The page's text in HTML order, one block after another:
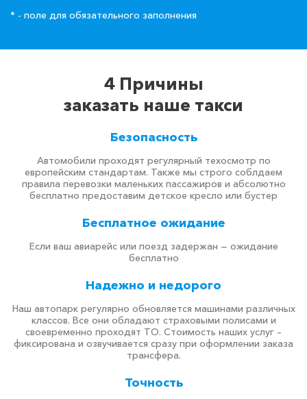
* - поле для обязательного заполнения
4 Причины
заказать наше такси
Безопасность
Автомобили проходят регулярный техосмотр по
европейским стандартам. Также мы строго соблдаем
правила перевозки маленьких пассажиров и абсолютно
бесплатно предоставим детское кресло или бустер
Бесплатное ожидание
Если ваш авиарейс или поезд задержан — ожидание
бесплатно
Надежно и недорого
Наш автопарк регулярно обновляется машинами различных
классов. Все они обладают страховыми полисами и
своевременно проходят ТО. Стоимость наших услуг –
фиксирована и озвучивается сразу при оформлении заказа
трансфера.
Точность